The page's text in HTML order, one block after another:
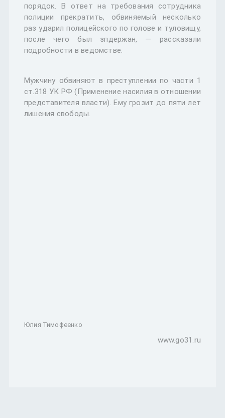
порядок. В ответ на требования сотрудника
полиции прекратить, обвиняемый несколько
раз ударил полицейского по голове и туловищу,
после чего был зпдержан, — рассказали
подробности в ведомстве.
Мужчину обвиняют в преступлении по части 1
ст.318 УК РФ (Применение насилия в отношении
представителя власти). Ему грозит до пяти лет
лишения свободы.
Юлия Тимофеенко
www.go31.ru